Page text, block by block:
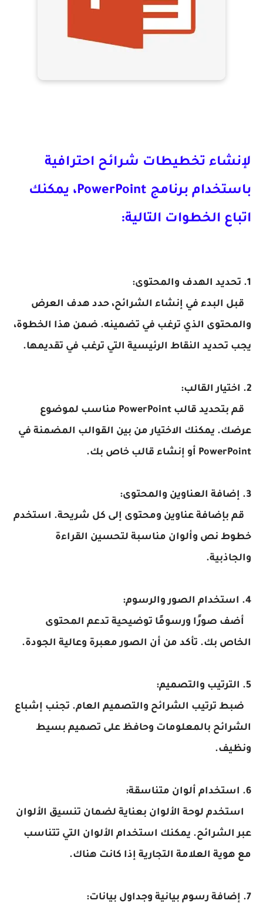
لإنشاء تخطيطات شرائح احترافية
باستخدام برنامج PowerPoint، يمكنك
اتباع الخطوات التالية:
1. تحديد الهدف والمحتوى:
قبل البدء في إنشاء الشرائح، حدد هدف العرض
والمحتوى الذي ترغب في تضمينه. ضمن هذا الخطوة،
يجب تحديد النقاط الرئيسية التي ترغب في تقديمها.
2. اختيار القالب:
قم بتحديد قالب PowerPoint مناسب لموضوع
عرضك. يمكنك الاختيار من بين القوالب المضمنة في
PowerPoint أو إنشاء قالب خاص بك.
3. إضافة العناوين والمحتوى:
قم بإضافة عناوين ومحتوى إلى كل شريحة. استخدم
خطوط نص وألوان مناسبة لتحسين القراءة
والجاذبية.
4. استخدام الصور والرسوم:
أضف صورًا ورسومًا توضيحية تدعم المحتوى
الخاص بك. تأكد من أن الصور معبرة وعالية الجودة.
5. الترتيب والتصميم:
ضبط ترتيب الشرائح والتصميم العام. تجنب إشباع
الشرائح بالمعلومات وحافظ على تصميم بسيط
ونظيف.
6. استخدام ألوان متناسقة:
استخدم لوحة الألوان بعناية لضمان تنسيق الألوان
عبر الشرائح. يمكنك استخدام الألوان التي تتناسب
مع هوية العلامة التجارية إذا كانت هناك.
7. إضافة رسوم بيانية وجداول بيانات: